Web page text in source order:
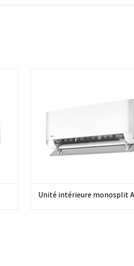
Unité intérieure monosplit